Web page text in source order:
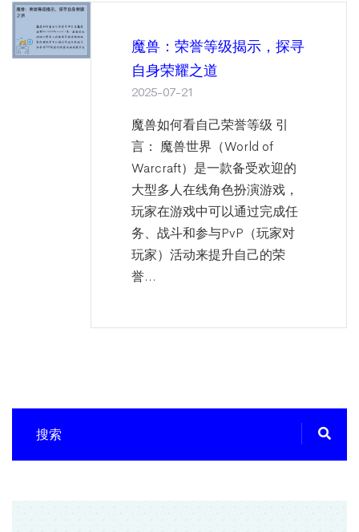
魔兽：荣誉等级揭示，探寻
自身荣耀之道
2025-07-21
魔兽如何看自己荣誉等级 引
言： 魔兽世界（World of
Warcraft）是一款备受欢迎的
大型多人在线角色扮演游戏，
玩家在游戏中可以通过完成任
务、战斗和参与PvP（玩家对
玩家）活动来提升自己的荣
誉...